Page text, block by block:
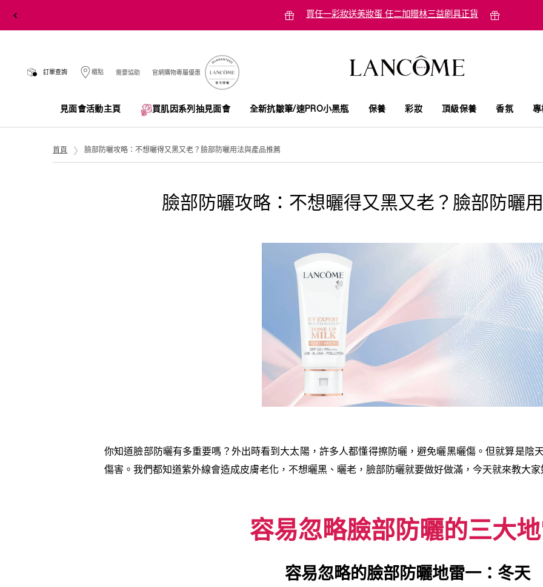
買任一彩妝送美妝蛋 任二加贈林三益刷具正貨
訂單查詢 櫃點 需要協助 官網購物專屬優惠
見面會活動主頁 買肌因系列抽見面會​ 全新抗皺筆/速PRO小黑瓶 保養 彩妝 頂級保養 香氛 專
首頁 臉部防曬攻略：不想曬得又黑又老？臉部防曬用法與產品推薦
臉部防曬攻略：不想曬得又黑又老？臉部防曬
你知道臉部防曬有多重要嗎？外出時看到大太陽，許多人都懂得擦防曬，避免曬黑曬傷。但就算是陰
傷害。我們都知道紫外線會造成皮膚老化，不想曬黑、曬老，臉部防曬就要做好做滿，今天就來教大
容易忽略臉部防曬的三大
容易忽略的臉部防曬地雷一：冬天